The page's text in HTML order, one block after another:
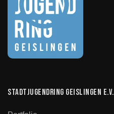
Stadtjugendring Geislingen e.V.